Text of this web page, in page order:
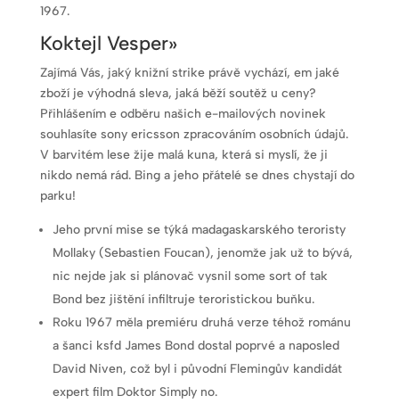
1967.
Koktejl Vesper»
Zajímá Vás, jaký knižní strike právě vychází, em jaké
zboží je výhodná sleva, jaká běží soutěž u ceny?
Přihlášením e odběru našich e-mailových novinek
souhlasíte sony ericsson zpracováním osobních údajů.
V barvitém lese žije malá kuna, která si myslí, že ji
nikdo nemá rád. Bing a jeho přátelé se dnes chystají do
parku!
Jeho první mise se týká madagaskarského teroristy
Mollaky (Sebastien Foucan), jenomže jak už to bývá,
nic nejde jak si plánovač vysnil some sort of tak
Bond bez jištění infiltruje teroristickou buňku.
Roku 1967 měla premiéru druhá verze téhož románu
a šanci ksfd James Bond dostal poprvé a naposled
David Niven, což byl i původní Flemingův kandidát
expert film Doktor Simply no.